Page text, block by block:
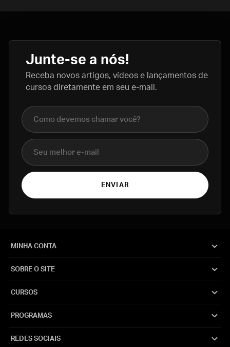
Junte-se a nós!
Receba novos artigos, vídeos e lançamentos de
cursos diretamente em seu e-mail.
Nome completo
E-mail
ENVIAR
MINHA CONTA
SOBRE O SITE
CURSOS
PROGRAMAS
REDES SOCIAIS